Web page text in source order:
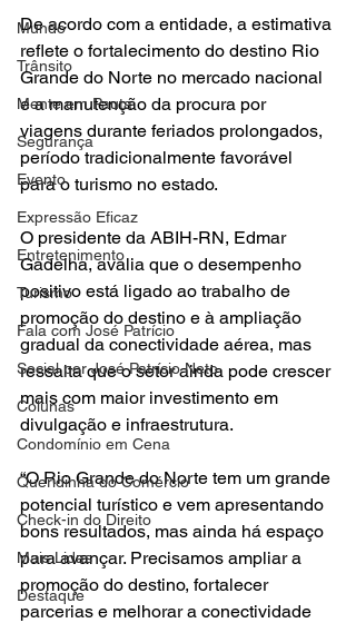
Mundo
Trânsito
Mente em Pauta
Segurança
Evento
Expressão Eficaz
Entretenimento
Turismo
Fala com José Patrício
Social por José Patrício Neto
Colunas
Condomínio em Cena
Queridinha do Comércio
Check-in do Direito
Mais Lidas
Destaque
De acordo com a entidade, a estimativa
reflete o fortalecimento do destino Rio
Grande do Norte no mercado nacional
e a manutenção da procura por
viagens durante feriados prolongados,
período tradicionalmente favorável
para o turismo no estado.
O presidente da ABIH-RN, Edmar
Gadelha, avalia que o desempenho
positivo está ligado ao trabalho de
promoção do destino e à ampliação
gradual da conectividade aérea, mas
ressalta que o setor ainda pode crescer
mais com maior investimento em
divulgação e infraestrutura.
“O Rio Grande do Norte tem um grande
potencial turístico e vem apresentando
bons resultados, mas ainda há espaço
para avançar. Precisamos ampliar a
promoção do destino, fortalecer
parcerias e melhorar a conectividade